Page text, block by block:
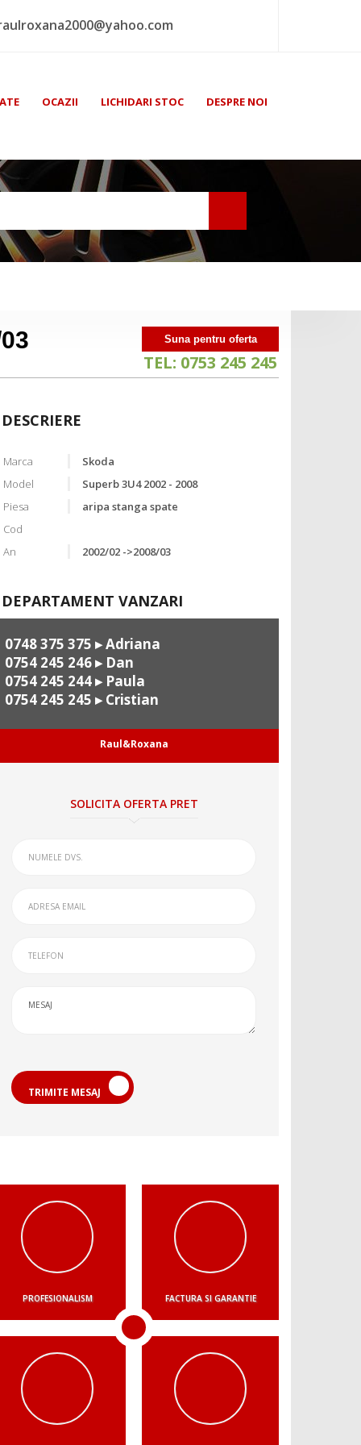
OCAZII LICHIDARI STOC DESPRE NOI
Suna pentru oferta
TEL: 0753 245 245
DESCRIERE
Marca
Skoda
Model
Superb 3U4 2002 - 2008
Piesa
aripa stanga spate
Cod
An
2002/02 ->2008/03
DEPARTAMENT VANZARI
0748 375 375 ▸ Adriana
0754 245 246▸ Dan
0754 245 244▸ Paula
0754 245 245 ▸ Cristian
Raul&Roxana
SOLICITA OFERTA PRET
TRIMITE MESAJ
PROFESIONALISM FACTURA SI GARANTIE